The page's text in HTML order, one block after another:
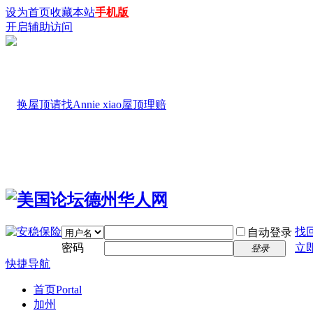
设为首页收藏本站手机版
开启辅助访问
自动登录 找
密码
登录
立
快捷导航
首页Portal
加州